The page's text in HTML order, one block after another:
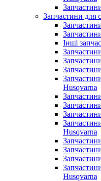
Запчастини для
Інші
Husqvarna
Husqvarna
Husqvarna